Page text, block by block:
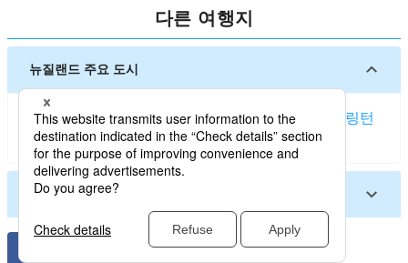
A. 공항에서 네이피어 시내까지는 택시, 셔틀버스 또
는 렌터카로 약 10분 정도 소요됩니다.
다른 여행지
뉴질랜드 주요 도시
오클랜드 (뉴질랜드) 크라이스트처치퀸스타운
웰링턴
더니든넬슨 (뉴질랜드)
뉴질랜드 기타 도시
블레넘 (뉴질랜드)와나카 타우랑가